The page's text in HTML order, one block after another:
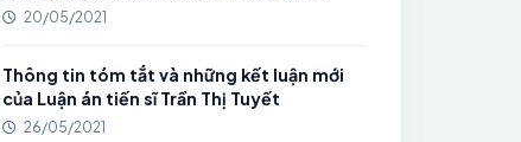
20/05/2021
Thông tin tóm tắt và những kết luận mới
của Luận án tiến sĩ Trần Thị Tuyết
26/05/2021